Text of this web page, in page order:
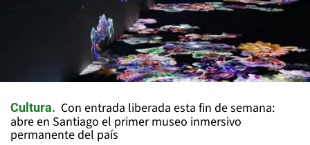
Cultura
Con entrada liberada esta fin de semana:
abre en Santiago el primer museo inmersivo
permanente del país